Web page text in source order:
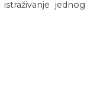
jednog